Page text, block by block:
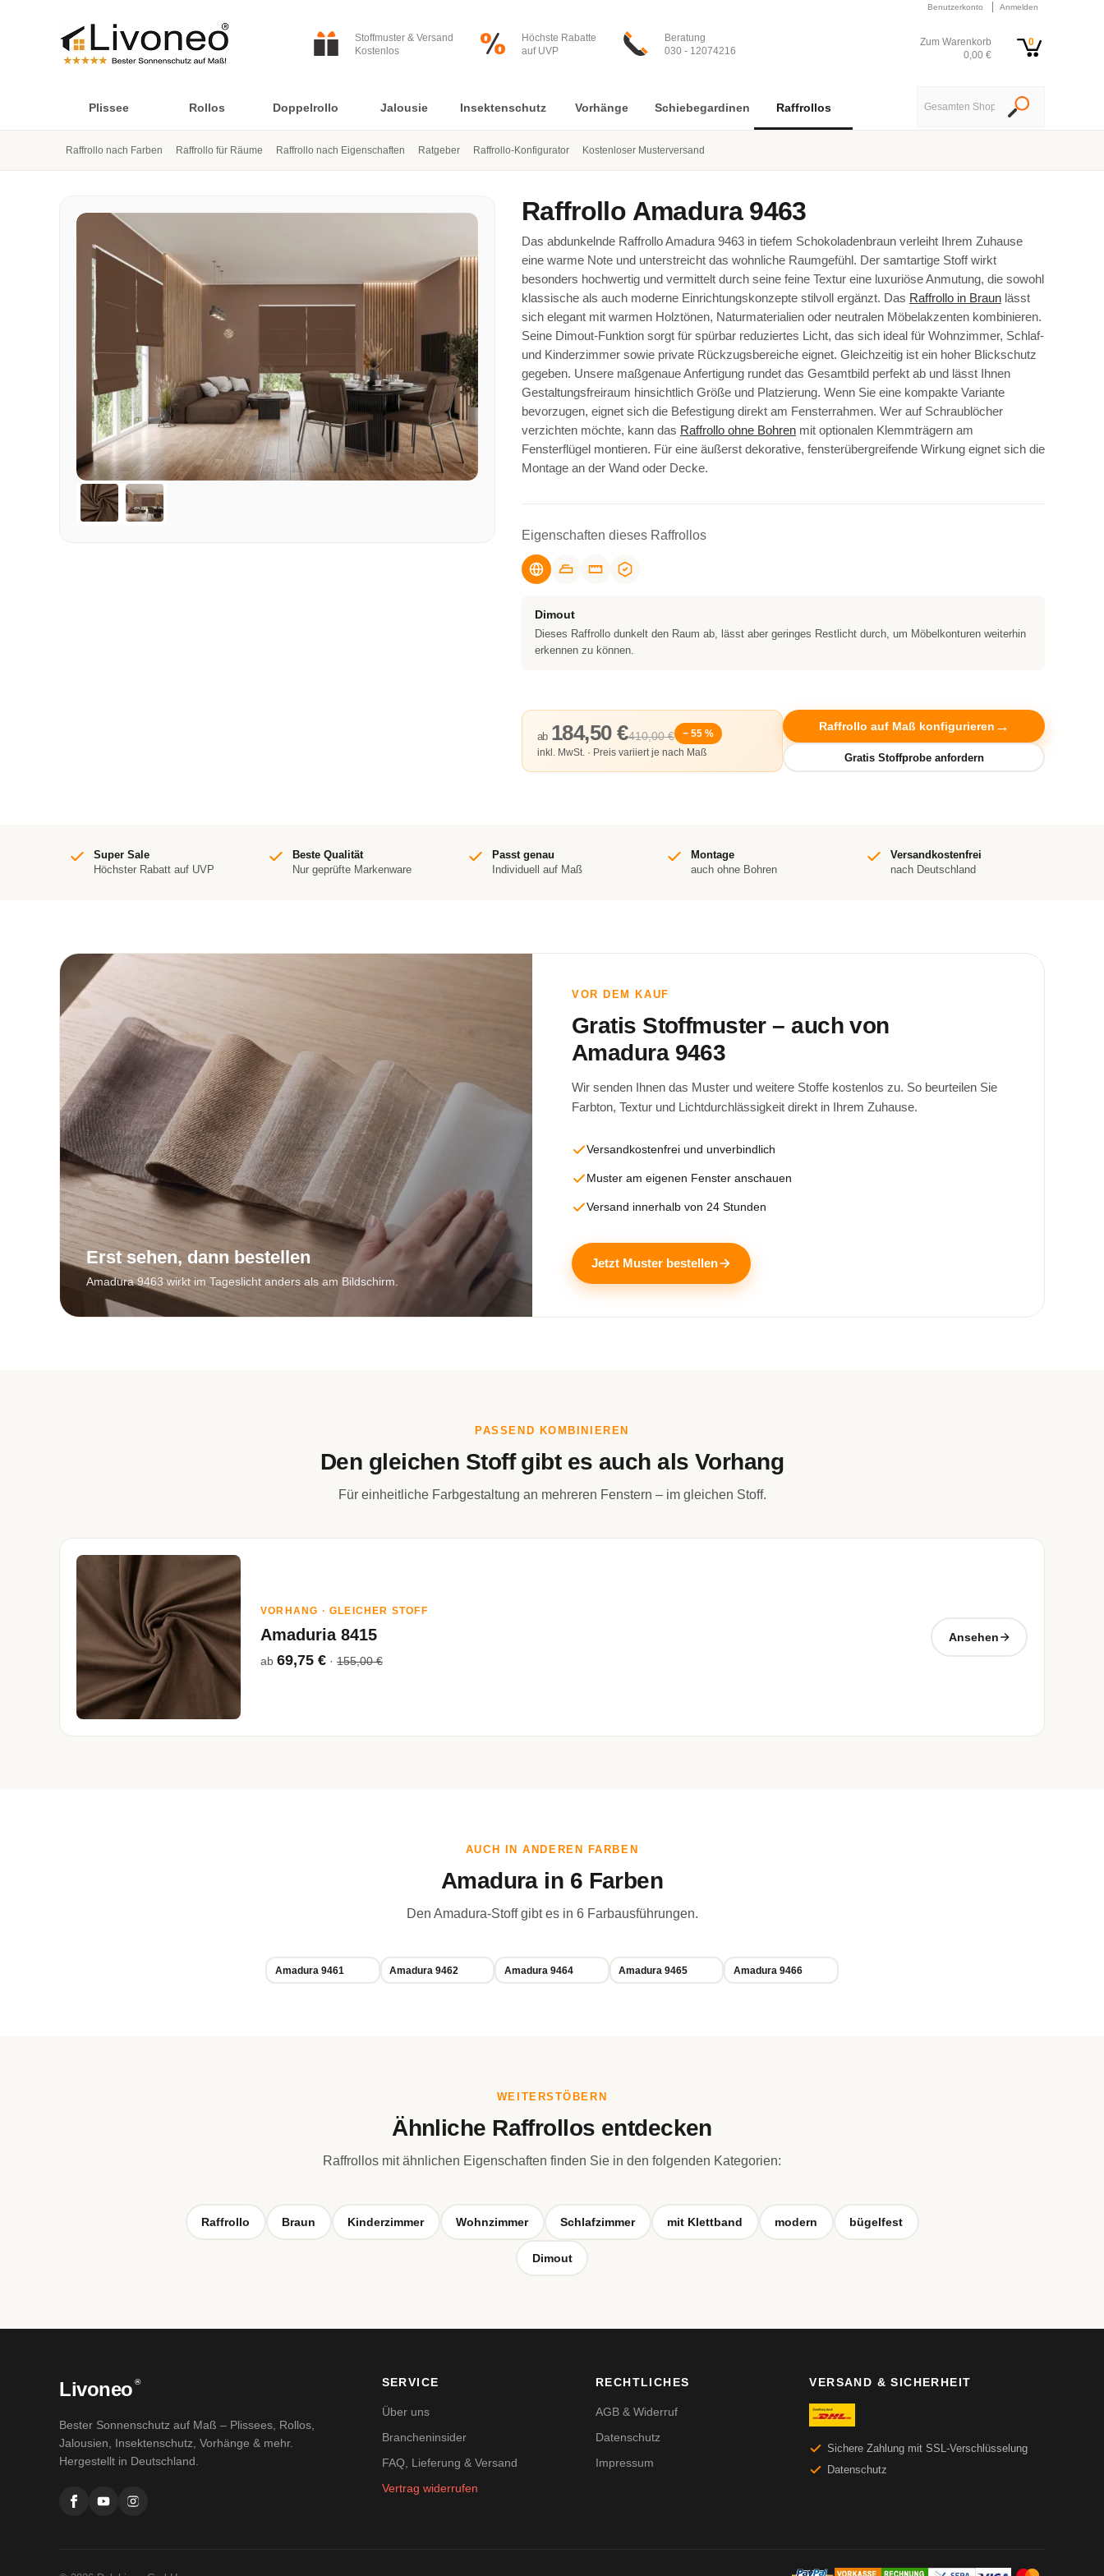
Benutzerkonto Anmelden
Stoffmuster & Versand
Kostenlos
Höchste Rabatte
auf UVP
Beratung
030 - 12074216
Zum Warenkorb
0,00 €
0
Plissee Rollos Doppelrollo Jalousie Insektenschutz Vorhänge Schiebegardinen Raffrollos
Raffrollo nach Farben Raffrollo für Räume Raffrollo nach Eigenschaften Ratgeber Raffrollo-Konfigurator Kostenloser Musterversand
Raffrollo Amadura 9463
Das abdunkelnde Raffrollo Amadura 9463 in tiefem Schokoladenbraun verleiht Ihrem Zuhause
eine warme Note und unterstreicht das wohnliche Raumgefühl. Der samtartige Stoff wirkt
besonders hochwertig und vermittelt durch seine feine Textur eine luxuriöse Anmutung, die sowohl
klassische als auch moderne Einrichtungskonzepte stilvoll ergänzt. Das Raffrollo in Braunlässt
sich elegant mit warmen Holztönen, Naturmaterialien oder neutralen Möbelakzenten kombinieren.
Seine Dimout-Funktion sorgt für spürbar reduziertes Licht, das sich ideal für Wohnzimmer, Schlaf-
und Kinderzimmer sowie private Rückzugsbereiche eignet. Gleichzeitig ist ein hoher Blickschutz
gegeben. Unsere maßgenaue Anfertigung rundet das Gesamtbild perfekt ab und lässt Ihnen
Gestaltungsfreiraum hinsichtlich Größe und Platzierung. Wenn Sie eine kompakte Variante
bevorzugen, eignet sich die Befestigung direkt am Fensterrahmen. Wer auf Schraublöcher
verzichten möchte, kann das Raffrollo ohne Bohrenmit optionalen Klemmträgern am
Fensterflügel montieren. Für eine äußerst dekorative, fensterübergreifende Wirkung eignet sich die
Montage an der Wand oder Decke.
Eigenschaften dieses Raffrollos
Dimout
Dieses Raffrollo dunkelt den Raum ab, lässt aber geringes Restlicht durch, um Möbelkonturen weiterhin
erkennen zu können.
410,00 €
ab 184,50 €
− 55 %
inkl. MwSt. · Preis variiert je nach Maß
Raffrollo auf Maß konfigurieren
Super Sale
Höchster Rabatt auf UVP
Beste Qualität
Nur geprüfte Markenware
Passt genau
Individuell auf Maß
Montage
auch ohne Bohren
Versandkostenfrei
nach Deutschland
Erst sehen, dann bestellen
Amadura 9463 wirkt im Tageslicht anders als am Bildschirm.
VOR DEM KAUF
Gratis Stoffmuster – auch von
Amadura 9463
Wir senden Ihnen das Muster und weitere Stoffe kostenlos zu. So beurteilen Sie
Farbton, Textur und Lichtdurchlässigkeit direkt in Ihrem Zuhause.
Versandkostenfrei und unverbindlich
Muster am eigenen Fenster anschauen
Versand innerhalb von 24 Stunden
Jetzt Muster bestellen
PASSEND KOMBINIEREN
Den gleichen Stoff gibt es auch als Vorhang
Für einheitliche Farbgestaltung an mehreren Fenstern – im gleichen Stoff.
VORHANG · GLEICHER STOFF
Amaduria 8415
ab 69,75 € · 155,00 €
Ansehen
AUCH IN ANDEREN FARBEN
Amadura in 6 Farben
Den Amadura-Stoff gibt es in 6 Farbausführungen.
Amadura 9461 Amadura 9462 Amadura 9464 Amadura 9465 Amadura 9466
WEITERSTÖBERN
Ähnliche Raffrollos entdecken
Raffrollos mit ähnlichen Eigenschaften finden Sie in den folgenden Kategorien:
Raffrollo Braun Kinderzimmer Wohnzimmer Schlafzimmer mit Klettband modern bügelfest
Dimout
Livoneo ®
Bester Sonnenschutz auf Maß – Plissees, Rollos,
Jalousien, Insektenschutz, Vorhänge & mehr.
Hergestellt in Deutschland.
SERVICE
Über uns
Brancheninsider
FAQ, Lieferung & Versand
Vertrag widerrufen
RECHTLICHES
AGB & Widerruf
Datenschutz
Impressum
VERSAND & SICHERHEIT
Sichere Zahlung mit SSL-Verschlüsselung
Datenschutz